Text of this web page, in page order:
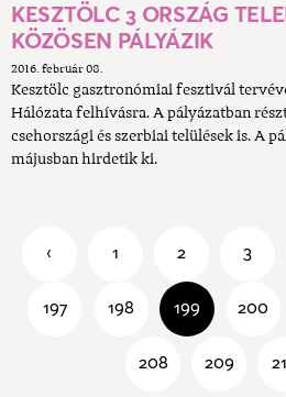
KESZTÖLC 3 ORSZÁG
KÖZÖSEN PÁLYÁZIK
2016. február 08.
Kesztölc gasztronómiai fesztivál
Hálózata felhívásra. A pályázatban
csehországi és szerbiai telülések is. A
májusban hirdetik ki.
‹ 1 2 3
197 198 199 200
208 209